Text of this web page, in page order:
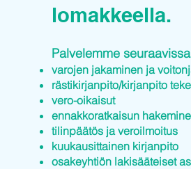
lomakkeella.
Palvelemme
varojen jakaminen ja
rästikirjanpito/kirjanpito
vero-oikaisut
ennakkoratkaisun
tilinpäätös ja veroilmoitus
kuukausittainen kirjanpito
osakeyhtiön lakisääteiset